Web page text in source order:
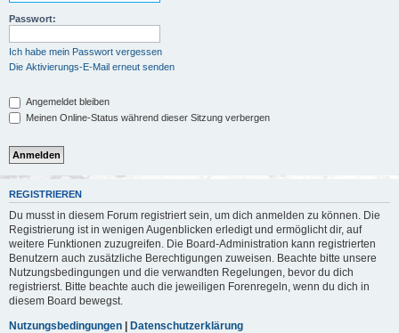
Passwort:
Ich habe mein Passwort vergessen
Die Aktivierungs-E-Mail erneut senden
Angemeldet bleiben
Meinen Online-Status während dieser Sitzung verbergen
REGISTRIEREN
Du musst in diesem Forum registriert sein, um dich anmelden zu können. Die
Registrierung ist in wenigen Augenblicken erledigt und ermöglicht dir, auf
weitere Funktionen zuzugreifen. Die Board-Administration kann registrierten
Benutzern auch zusätzliche Berechtigungen zuweisen. Beachte bitte unsere
Nutzungsbedingungen und die verwandten Regelungen, bevor du dich
registrierst. Bitte beachte auch die jeweiligen Forenregeln, wenn du dich in
diesem Board bewegst.
Nutzungsbedingungen | Datenschutzerklärung